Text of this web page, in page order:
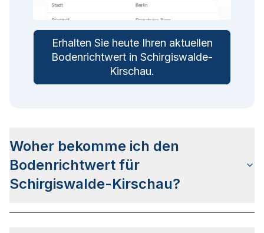
Erhalten Sie heute Ihren aktuellen
Bodenrichtwert in Schirgiswalde-
Kirschau.
Woher bekomme ich den
Bodenrichtwert für
Schirgiswalde-Kirschau?